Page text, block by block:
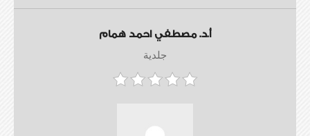
أ.د. مصطفي احمد همام
جلدية